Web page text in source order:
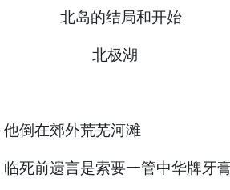
北岛的结局和开始
北极湖
他倒在郊外荒芜河滩
临死前遗言是索要一管中华牌牙